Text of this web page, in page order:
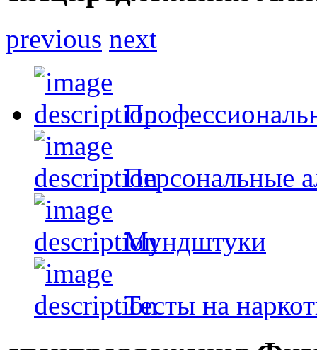
previous next
Персональные
Мундштуки
Тесты на